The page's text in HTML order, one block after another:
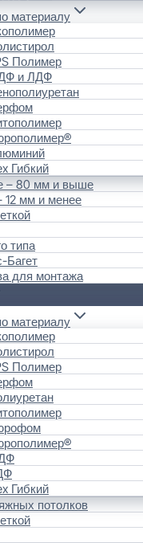
материалу
Полимер
и ЛДФ
Гибкий
– 80 мм и выше
12 мм и менее
типа
Багет
для монтажа
материалу
Полимер
Гибкий
потолков